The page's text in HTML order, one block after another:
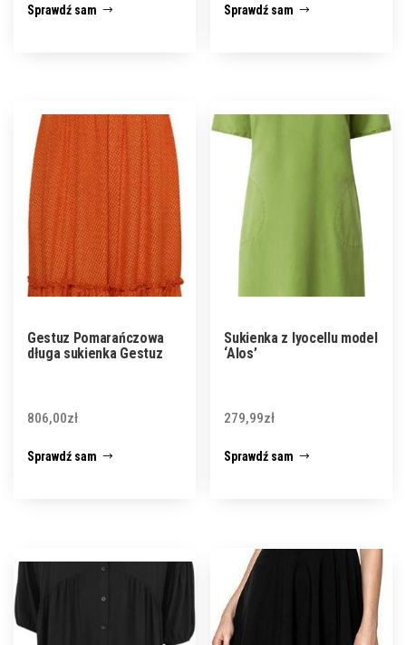
Sprawdź sam Sprawdź sam
Gestuz Pomarańczowa
długa sukienka Gestuz
806,00zł
Sprawdź sam
Sukienka z lyocellu model
‘Alos’
279,99zł
Sprawdź sam